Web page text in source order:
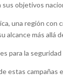
sus objetivos
una región con
alcance más allá
para la
estas